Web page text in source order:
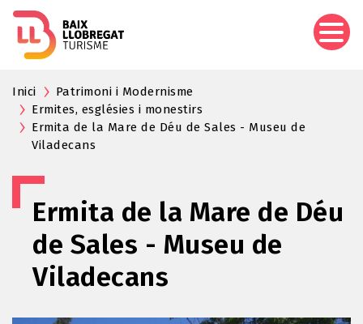
Inici
Patrimoni i Modernisme
Ermites, esglésies i monestirs
Ermita de la Mare de Déu de Sales - Museu de
Viladecans
Ermita de la Mare de Déu
de Sales - Museu de
Viladecans